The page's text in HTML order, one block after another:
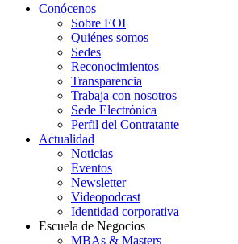
Conócenos
Sobre EOI
Quiénes somos
Sedes
Reconocimientos
Transparencia
Trabaja con nosotros
Sede Electrónica
Perfil del Contratante
Actualidad
Noticias
Eventos
Newsletter
Videopodcast
Identidad corporativa
Escuela de Negocios
MBAs & Masters